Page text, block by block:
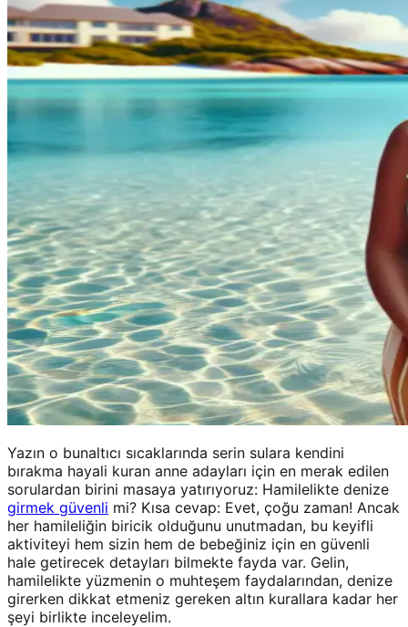
Yazın o bunaltıcı sıcaklarında serin sulara kendini
bırakma hayali kuran anne adayları için en merak edilen
sorulardan birini masaya yatırıyoruz: Hamilelikte denize
girmek güvenli mi? Kısa cevap: Evet, çoğu zaman! Ancak
her hamileliğin biricik olduğunu unutmadan, bu keyifli
aktiviteyi hem sizin hem de bebeğiniz için en güvenli
hale getirecek detayları bilmekte fayda var. Gelin,
hamilelikte yüzmenin o muhteşem faydalarından, denize
girerken dikkat etmeniz gereken altın kurallara kadar her
şeyi birlikte inceleyelim.